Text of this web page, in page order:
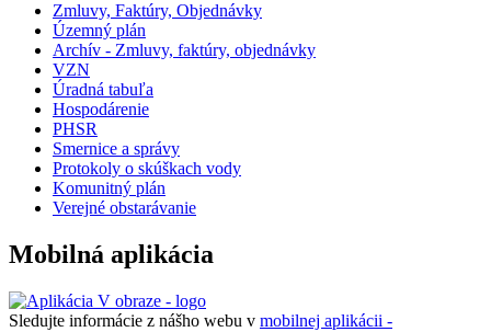
Zmluvy, Faktúry, Objednávky
Územný plán
Archív - Zmluvy, faktúry, objednávky
VZN
Úradná tabuľa
Hospodárenie
PHSR
Smernice a správy
Protokoly o skúškach vody
Komunitný plán
Verejné obstarávanie
Mobilná aplikácia
Sledujte informácie z nášho webu v mobilnej aplikácii -